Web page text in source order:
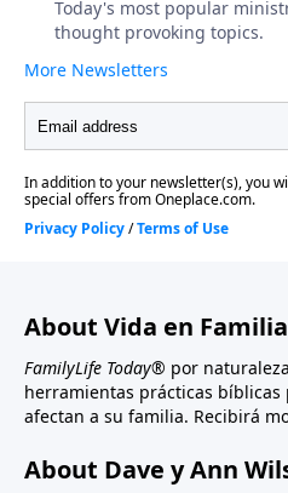
About Vida en
FamilyLife Today® por
herramientas prácticas
afectan a su familia. Recibirá
About Dave y Ann